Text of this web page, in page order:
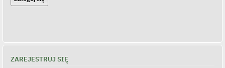
ZAREJESTRUJ SIĘ